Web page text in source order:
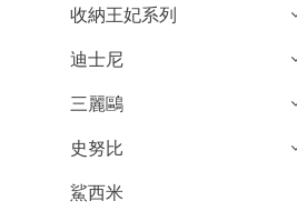
收納王妃系列
迪士尼
三麗鷗
史努比
鯊西米